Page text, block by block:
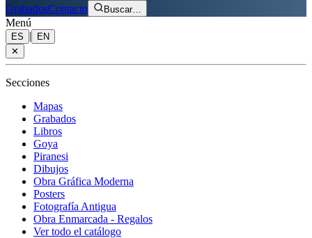
GrabadosContacto Buscar…
Menú
ES |
EN
✕
Secciones
Mapas
Grabados
Libros
Goya
Piranesi
Dibujos
Obra Gráfica Moderna
Posters
Fotografía Antigua
Obra Enmarcada - Regalos
Ver todo el catálogo